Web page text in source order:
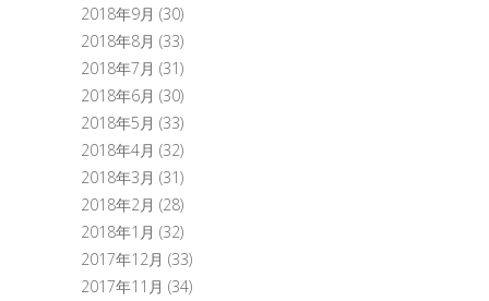
2018年9月 (30)
2018年8月 (33)
2018年7月 (31)
2018年6月 (30)
2018年5月 (33)
2018年4月 (32)
2018年3月 (31)
2018年2月 (28)
2018年1月 (32)
2017年12月 (33)
2017年11月 (34)